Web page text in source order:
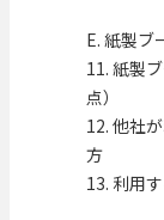
E. 紙製ブ
11. 紙製
点）
12. 他社
方
13. 利用